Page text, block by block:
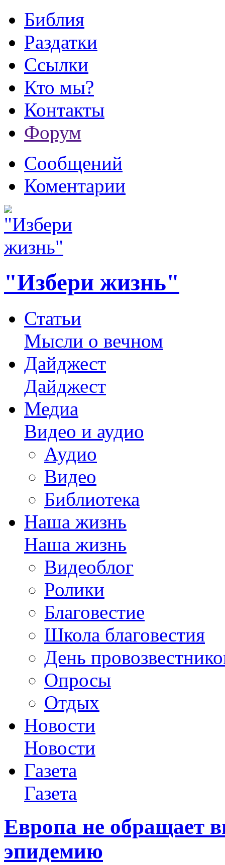
Библия
Раздатки
Ссылки
Кто мы?
Контакты
Форум
Сообщений
Коментарии
"Избери жизнь"
Статьи
Мысли о вечном
Дайджест
Дайджест
Медиа
Видео и аудио
Аудио
Видео
Библиотека
Наша жизнь
Наша жизнь
Видеоблог
Ролики
Благовестие
Школа благовестия
День
Опросы
Отдых
Новости
Новости
Газета
Газета
Европа не обращает
эпидемию